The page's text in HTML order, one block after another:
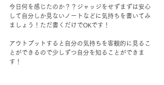
今日何を感じたのか？？ジャッジをせずまずは安心
して自分しか見ないノートなどに気持ちを書いてみ
ましょう！ただ書くだけでOKです！
アウトプットすると自分の気持ちを客観的に見るこ
とができるので少しずつ自分を知ることができま
す！